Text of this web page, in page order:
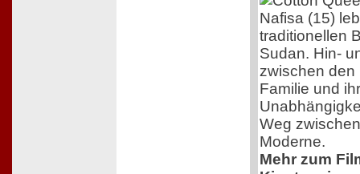
Nafisa (15)
traditionellen
Sudan. Hin-
zwischen den
Familie und
Weg
Moderne.
Mehr zum